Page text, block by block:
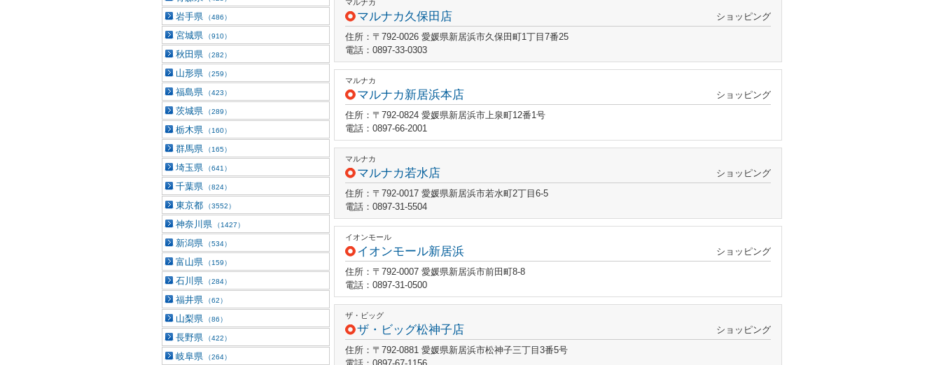
マルナカ
マルナカ久保田店
ショッピング
住所：〒792-0026 愛媛県新居浜市久保田町1丁目7番25
電話：0897-33-0303
マルナカ
マルナカ新居浜本店
ショッピング
住所：〒792-0824 愛媛県新居浜市上泉町12番1号
電話：0897-66-2001
マルナカ
マルナカ若水店
ショッピング
住所：〒792-0017 愛媛県新居浜市若水町2丁目6-5
電話：0897-31-5504
イオンモール
イオンモール新居浜
ショッピング
住所：〒792-0007 愛媛県新居浜市前田町8-8
電話：0897-31-0500
ザ・ビッグ
ザ・ビッグ松神子店
ショッピング
住所：〒792-0881 愛媛県新居浜市松神子三丁目3番5号
岩手県 （486）
宮城県 （910）
秋田県 （282）
山形県 （259）
福島県 （423）
茨城県 （289）
栃木県 （160）
群馬県 （165）
埼玉県 （641）
千葉県 （824）
東京都 （3552）
神奈川県 （1427）
新潟県 （534）
富山県 （159）
石川県 （284）
福井県 （62）
山梨県 （86）
長野県 （422）
岐阜県 （264）